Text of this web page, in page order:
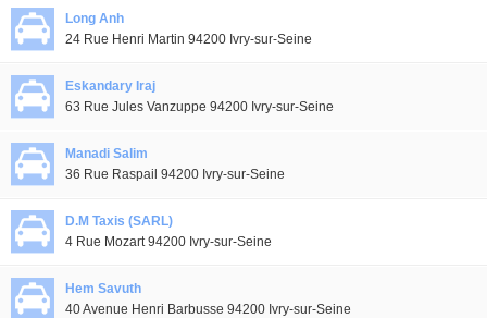
Long Anh
24 Rue Henri Martin 94200 Ivry-sur-Seine
Eskandary Iraj
63 Rue Jules Vanzuppe 94200 Ivry-sur-Seine
Manadi Salim
36 Rue Raspail 94200 Ivry-sur-Seine
D.M Taxis (SARL)
4 Rue Mozart 94200 Ivry-sur-Seine
Hem Savuth
40 Avenue Henri Barbusse 94200 Ivry-sur-Seine